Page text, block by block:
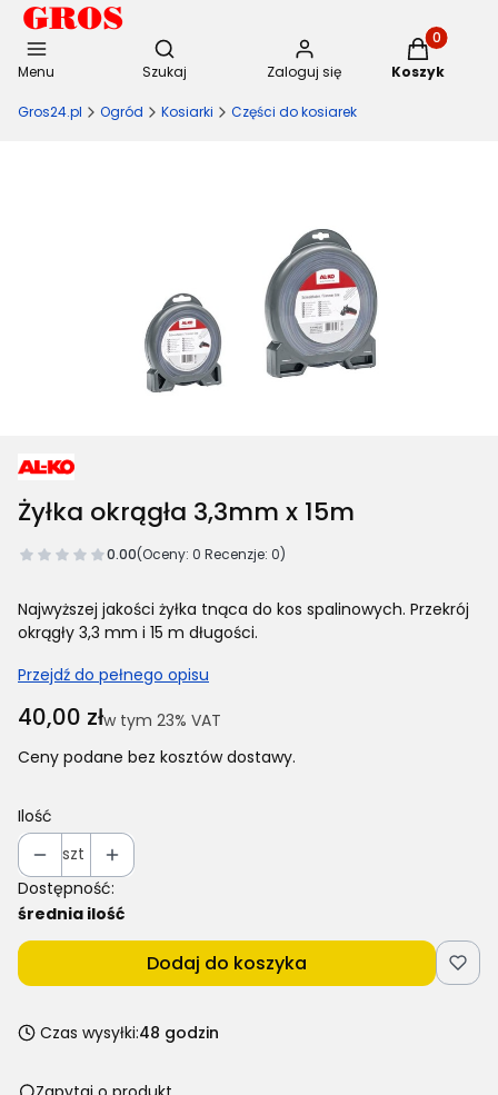
Menu
Otwórz wyszukiwarkę
Szukaj Zaloguj się
Produkty
Koszyk
Gros24.pl Ogród Kosiarki Części do kosiarek
Żyłka okrągła 3,3mm x 15m
0.00(Oceny: 0 Recenzje: 0)
Najwyższej jakości żyłka tnąca do kos spalinowych. Przekrój
okrągły 3,3 mm i 15 m długości.
Przejdź do pełnego opisu
Cena
40,00 złw tym 23% VAT
w tym 23% VAT
Ceny podane bez kosztów dostawy.
Ilość
szt
Dostępność:
średnia ilość
Dodaj do koszyka
Czas wysyłki:48 godzin